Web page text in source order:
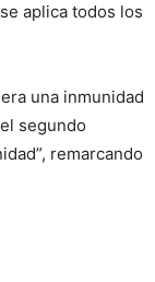
aplica todos los
una inmunidad
segundo
remarcando